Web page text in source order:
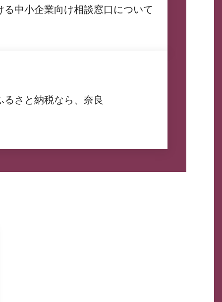
る中小企業向け相談窓口について
るさと納税なら、奈良